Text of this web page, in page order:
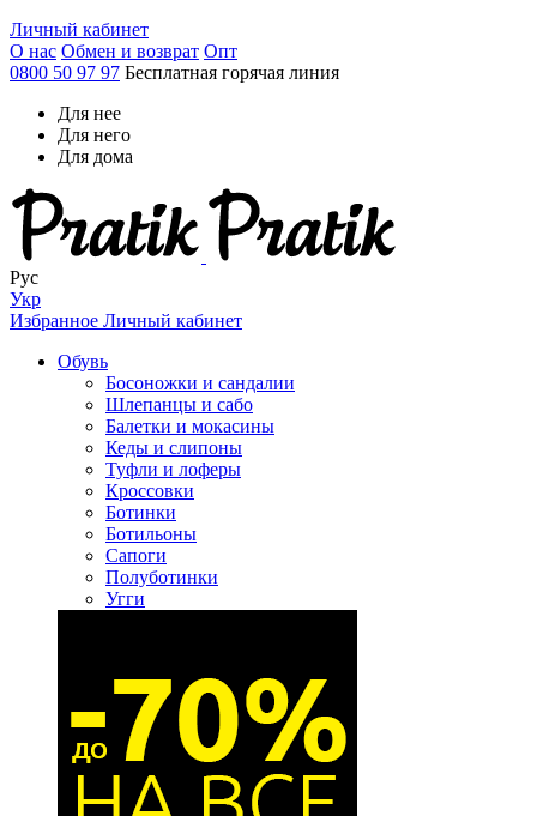
Личный кабинет
О нас Обмен и возврат Опт
0800 50 97 97 Бесплатная горячая линия
Для нее
Для него
Для дома
Рус
Укр
Избранное Личный кабинет
Обувь
Босоножки и сандалии
Шлепанцы и сабо
Балетки и мокасины
Кеды и слипоны
Туфли и лоферы
Кроссовки
Ботинки
Ботильоны
Сапоги
Полуботинки
Угги